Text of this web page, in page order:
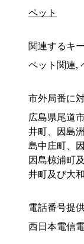
ペット
関連するキ
ペット関連,
市外局番に
広島県尾道
井町、因島
島中庄町、
因島椋浦町
井町及び大
電話番号提
西日本電信